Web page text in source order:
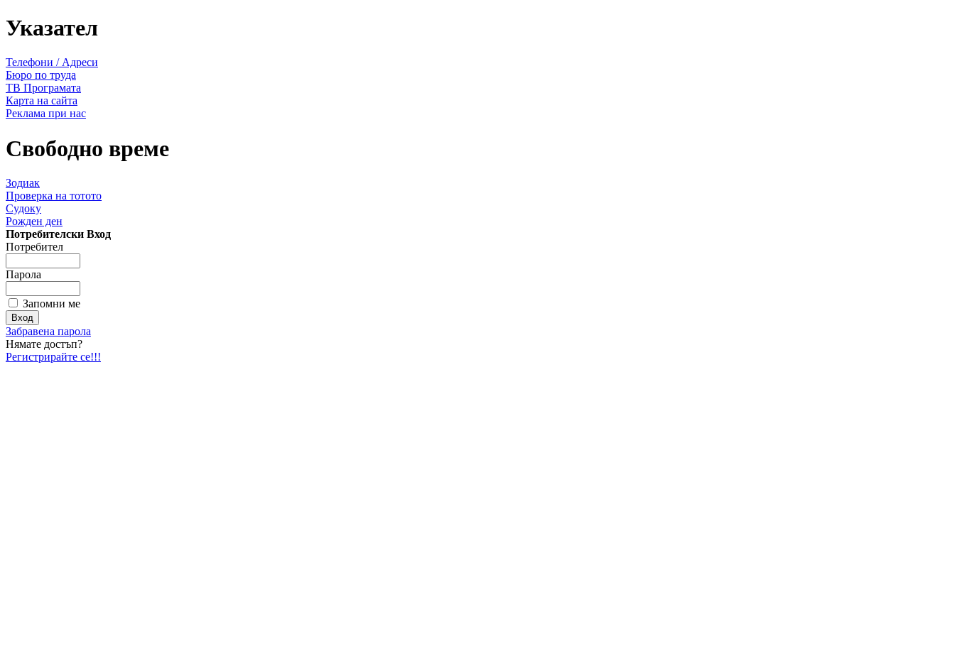
Указател
Телефони / Адреси
Бюро по труда
ТВ Програмата
Карта на сайта
Реклама при нас
Свободно време
Зодиак
Проверка на тотото
Судоку
Рожден ден
Потребителски Вход
Потребител
Парола
Запомни ме
Забравена парола
Нямате достъп?
Регистрирайте се!!!